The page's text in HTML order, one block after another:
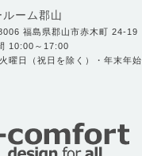
ルーム郡山
福島県郡山市赤木町 24-19
10:00～17:00
曜日（祝日を除く）・年末年始